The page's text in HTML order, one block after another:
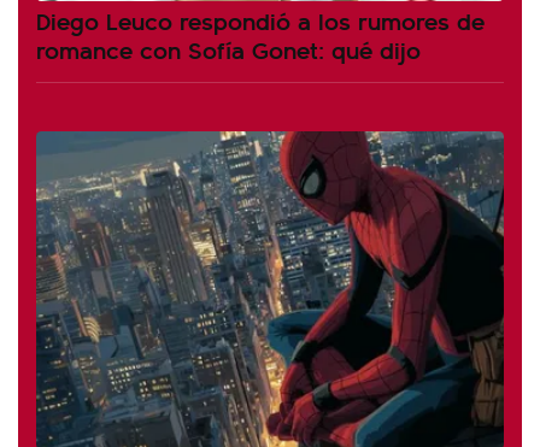
Diego Leuco respondió a los rumores de
romance con Sofía Gonet: qué dijo